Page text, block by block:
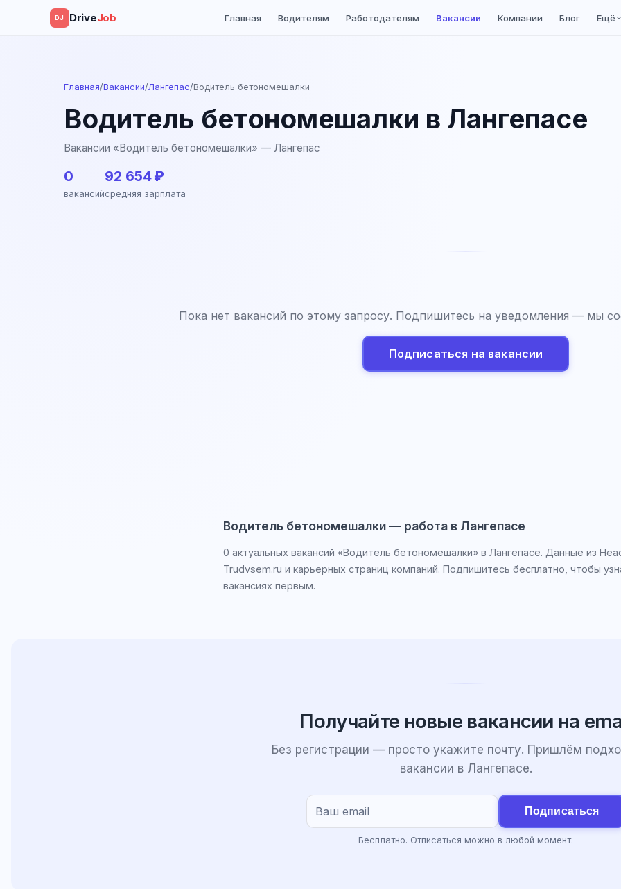
DJ DriveJob Главная Водителям Работодателям Вакансии Компании Блог Ещё
Главная/Вакансии/Лангепас/Водитель бетономешалки
Водитель бетономешалки в Лангепасе
Вакансии «Водитель бетономешалки» — Лангепас
0
вакансий
92 654 ₽
средняя зарплата
Пока нет вакансий по этому запросу. Подпишитесь на уведомления — мы
Подписаться на вакансии
Водитель бетономешалки — работа в Лангепасе
0 актуальных вакансий «Водитель бетономешалки» в Лангепасе. Данные из
Trudvsem.ru и карьерных страниц компаний. Подпишитесь бесплатно, чтобы
вакансиях первым.
Получайте новые вакансии на
Без регистрации — просто укажите почту. Пришлём
вакансии в Лангепасе.
Подписаться
Бесплатно. Отписаться можно в любой момент.